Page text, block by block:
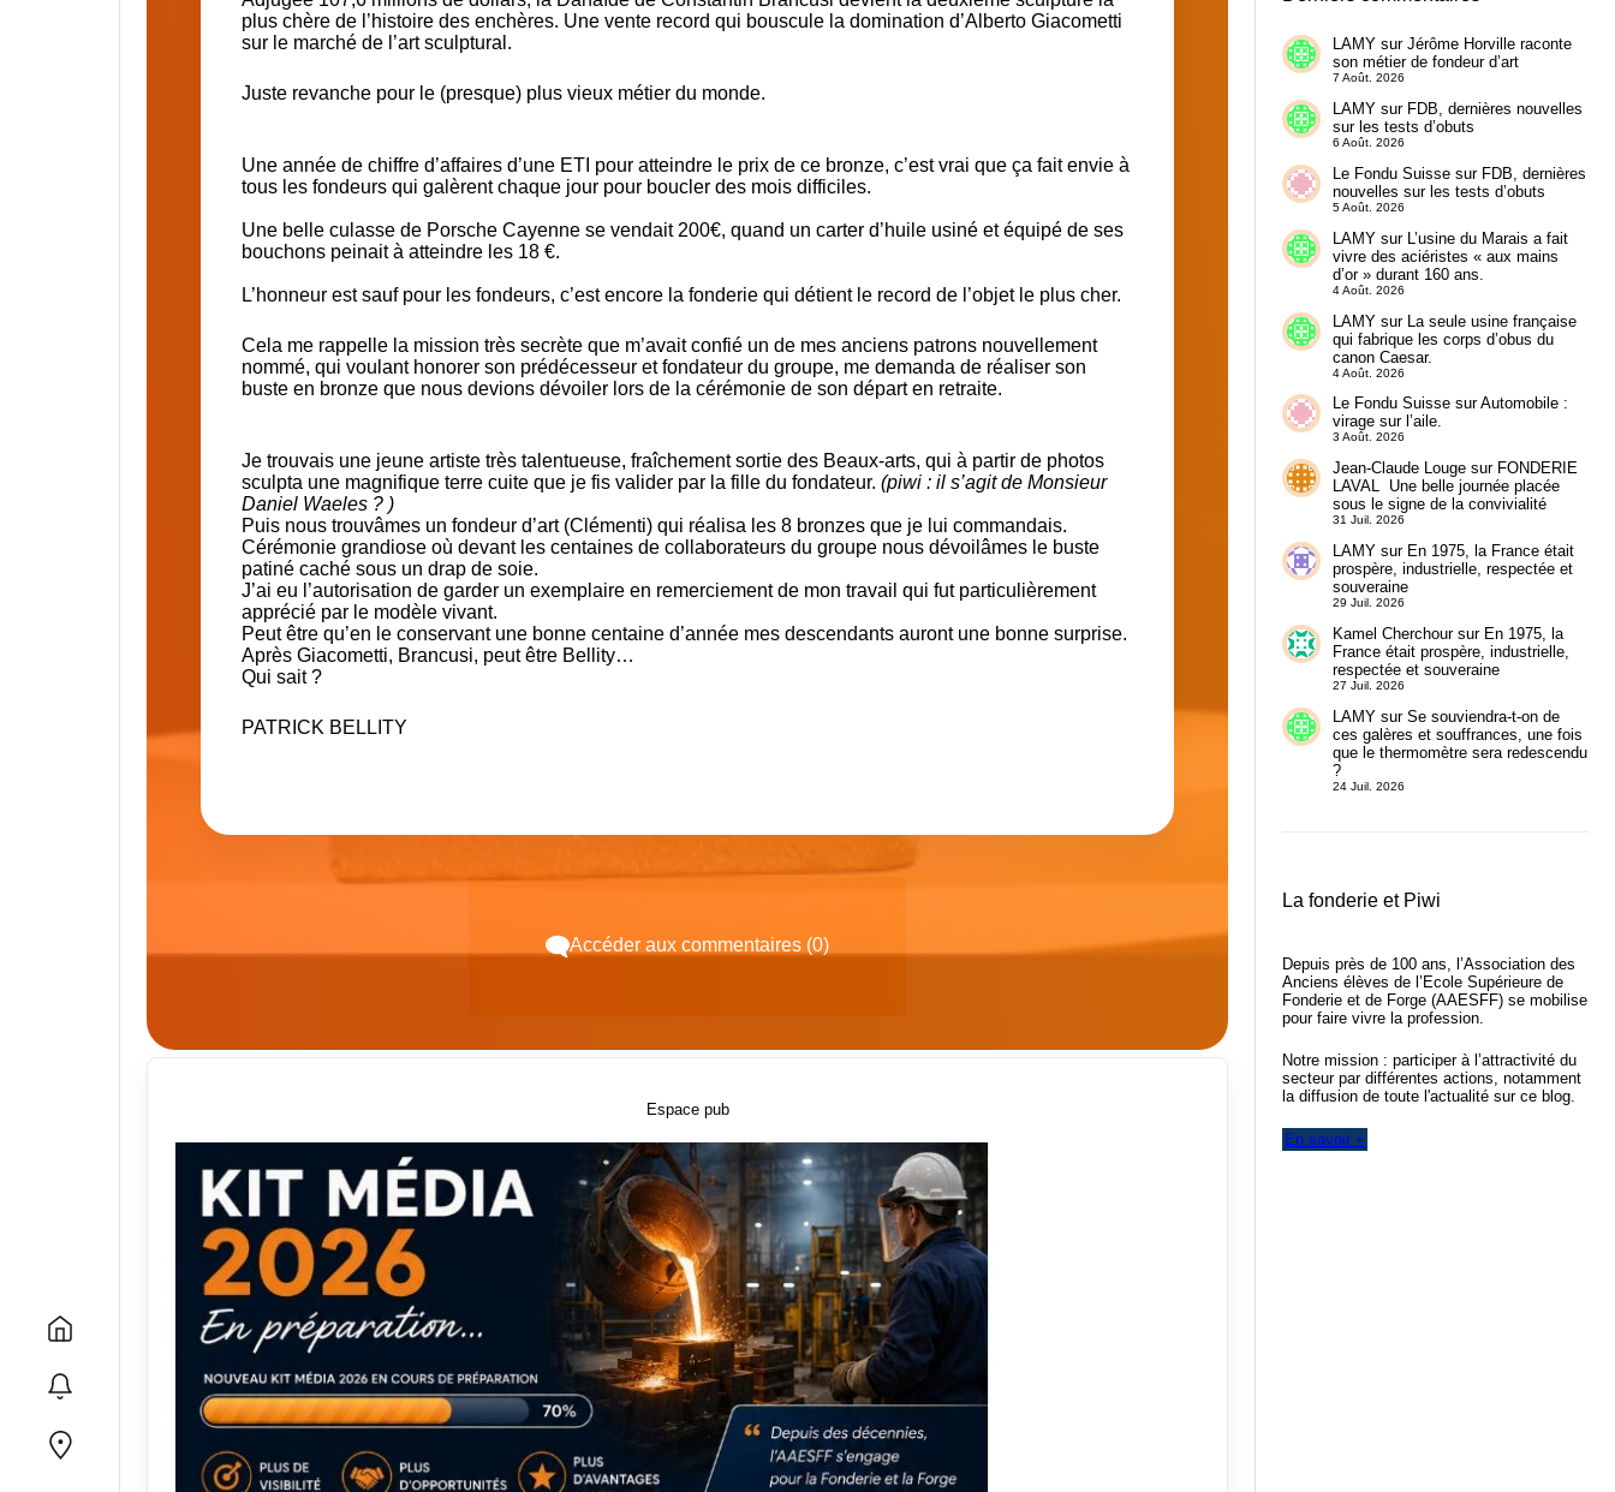
plus chère de l’histoire des enchères. Une vente record qui bouscule la domination d’Alberto Giacometti
sur le marché de l’art sculptural.
Juste revanche pour le (presque) plus vieux métier du monde.
Une année de chiffre d’affaires d’une ETI pour atteindre le prix de ce bronze, c’est vrai que ça fait envie à
tous les fondeurs qui galèrent chaque jour pour boucler des mois difficiles.
Une belle culasse de Porsche Cayennese vendait 200€, quand un carter d’huile usiné et équipé de ses
bouchons peinait à atteindre les 18 €.
L’honneur est sauf pour les fondeurs, c’est encore la fonderie qui détient le record de l’objet le plus cher.
Cela me rappelle la mission très secrète que m’avait confié un de mes anciens patrons nouvellement
nommé, qui voulant honorer son prédécesseur et fondateur du groupe, me demanda de réaliser son
buste en bronze que nous devions dévoiler lors de la cérémonie de son départ en retraite.
Je trouvais une jeune artiste très talentueuse, fraîchement sortie des Beaux-arts, qui à partir de photos
sculpta une magnifique terre cuite que je fis valider par la fille du fondateur. (piwi : il s’agit de Monsieur
Daniel Waeles ? )
Puis nous trouvâmesun fondeur d’art (Clémenti)qui réalisa les 8 bronzes que je lui commandais.
Cérémonie grandiose où devant les centaines de collaborateurs du groupe nous dévoilâmes le buste
patiné caché sous un drap de soie.
J’ai eu l’autorisation de garder un exemplaire en remerciement de mon travail qui fut particulièrement
apprécié par le modèle vivant.
Peut être qu’en le conservant une bonne centaine d’année mes descendants auront une bonne surprise.
Après Giacometti, Brancusi, peut être Bellity…
Qui sait ?
PATRICK BELLITY
Accéder aux commentaires (0)
Espace pub
LAMYsur Jérôme Horville raconte
son métier de fondeur d’art
7 Août. 2026
LAMYsur FDB, dernières nouvelles
sur les tests d’obuts
6 Août. 2026
Le Fondu Suissesur FDB, dernières
nouvelles sur les tests d’obuts
5 Août. 2026
LAMYsur L’usine du Marais a fait
vivre des aciéristes « aux mains
d’or » durant 160 ans.
4 Août. 2026
LAMYsur La seule usine française
qui fabrique les corps d’obus du
canon Caesar.
4 Août. 2026
Le Fondu SuissesurAutomobile :
virage sur l’aile.
3 Août. 2026
Jean-Claude Lougesur FONDERIE
LAVAL Une belle journée placée
sous le signe de la convivialité
31 Juil. 2026
LAMYsur En 1975, la France était
prospère, industrielle, respectée et
souveraine
29 Juil. 2026
Kamel Cherchoursur En 1975, la
France était prospère, industrielle,
respectée et souveraine
27 Juil. 2026
LAMYsur Se souviendra-t-on de
ces galères et souffrances, une fois
que le thermomètre sera redescendu
?
24 Juil. 2026
La fonderie et Piwi
Depuis près de 100 ans, l’Association des
Anciens élèves de l’Ecole Supérieure de
Fonderie et de Forge (AAESFF) se mobilise
pour faire vivre la profession.
Notre mission : participer à l’attractivité du
secteur par différentes actions, notamment
la diffusion de toute l'actualité sur ce blog.
En savoir +